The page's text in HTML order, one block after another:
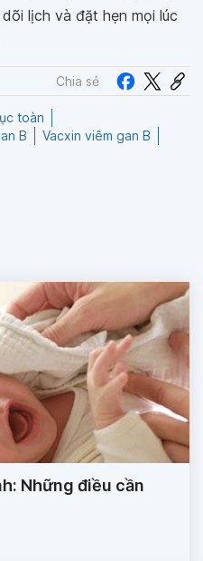
lịch và đặt hẹn mọi lúc
Chia sẻ
toàn
B
Vacxin viêm gan B
Những điều cần